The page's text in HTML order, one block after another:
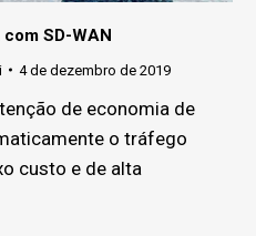
SD-WAN
4 de dezembro de 2019
de economia de
o tráfego
custo e de alta